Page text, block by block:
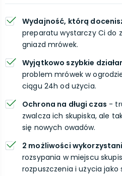
Wydajność, którą
preparatu wystarczy Ci do
gniazd mrówek.
Wyjątkowo szybkie
problem mrówek w
ciągu 24h od użycia.
Ochrona na długi czas -
zwalcza ich skupiska, ale
się nowych owadów.
2 możliwości
rozsypania w miejscu
rozpuszczenia i użycia jako